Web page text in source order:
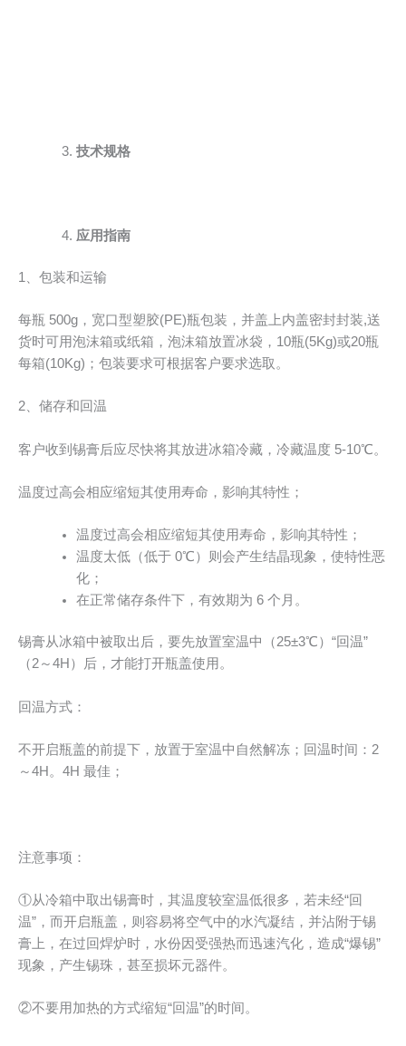
技术规格
应用指南
1、包装和运输
每瓶 500g，宽口型塑胶(PE)瓶包装，并盖上内盖密封封装,送
货时可用泡沫箱或纸箱，泡沫箱放置冰袋，10瓶(5Kg)或20瓶
每箱(10Kg)；包装要求可根据客户要求选取。
2、储存和回温
客户收到锡膏后应尽快将其放进冰箱冷藏，冷藏温度 5-10℃。
温度过高会相应缩短其使用寿命，影响其特性；
温度过高会相应缩短其使用寿命，影响其特性；
温度太低（低于 0℃）则会产生结晶现象，使特性恶
化；
在正常储存条件下，有效期为 6 个月。
锡膏从冰箱中被取出后，要先放置室温中（25±3℃）“回温”
（2～4H）后，才能打开瓶盖使用。
回温方式：
不开启瓶盖的前提下，放置于室温中自然解冻；回温时间：2
～4H。4H 最佳；
注意事项：
①从冷箱中取出锡膏时，其温度较室温低很多，若未经“回
温”，而开启瓶盖，则容易将空气中的水汽凝结，并沾附于锡
膏上，在过回焊炉时，水份因受强热而迅速汽化，造成“爆锡”
现象，产生锡珠，甚至损坏元器件。
②不要用加热的方式缩短“回温”的时间。